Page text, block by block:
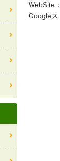
WebSite：
Googleス